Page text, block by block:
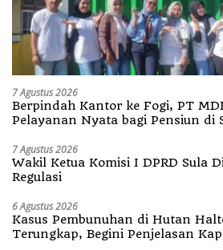
7 Agustus 2026
Berpindah Kantor ke Fogi, PT MDP Siap
Pelayanan Nyata bagi Pensiun di
7 Agustus 2026
Wakil Ketua Komisi I DPRD Sula
Regulasi
6 Agustus 2026
Kasus Pembunuhan di Hutan
Terungkap, Begini Penjelasan